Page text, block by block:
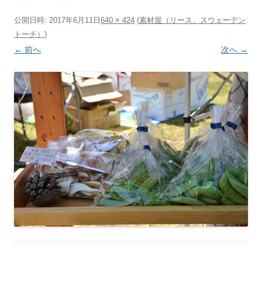
公開日時: 2017年6月11日 640 × 424 (素材屋（リース、スウェーデン
トーチ） )
← 前へ 次へ →